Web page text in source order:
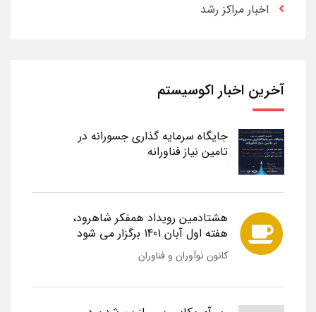
اخبار مراکز رشد
آخرین اخبار اکوسیستم
جایگاه سرمایه گذاری جسورانه در
تامین نیاز فناورانه
هشتادمین رویداد همفکر شاهرود،
هفته اول آبان 1401 برگزار می شود
کانون نوآوران و فناوران